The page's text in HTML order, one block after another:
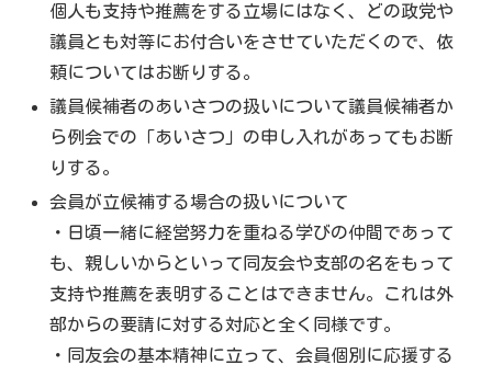
個人も支持や推薦をする立場にはなく、どの政党や
議員とも対等にお付合いをさせていただくので、依
頼についてはお断りする。
議員候補者のあいさつの扱いについて議員候補者か
ら例会での「あいさつ」の申し入れがあってもお断
りする。
会員が立候補する場合の扱いについて
・日頃一緒に経営努力を重ねる学びの仲間であって
も、親しいからといって同友会や支部の名をもって
支持や推薦を表明することはできません。これは外
部からの要請に対する対応と全く同様です。
・同友会の基本精神に立って、会員個別に応援する